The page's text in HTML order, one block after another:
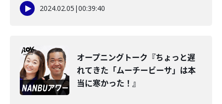
2024.02.05 |00:39:40
オープニングトーク『ちょっと遅
れてきた「ムーチービーサ」は本
当に寒かった！』